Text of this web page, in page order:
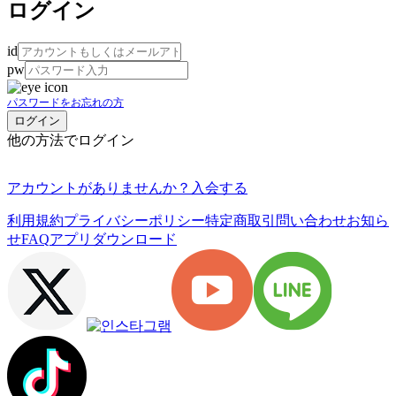
ログイン
id
pw
パスワードをお忘れの方
他の方法でログイン
アカウントがありませんか？ 入会する
利用規約プライバシーポリシー特定商取引 問い合わせお知ら
せFAQアプリダウンロード